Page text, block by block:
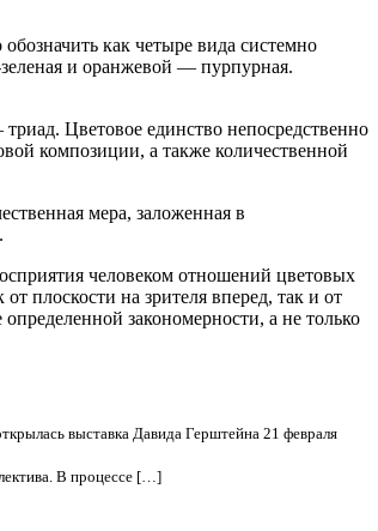
как четыре вида системно
и оранжевой — пурпурная.
Цветовое единство непосредственно
композиции, а также количественной
мера, заложенная в
человеком отношений цветовых
плоскости на зрителя вперед, так и от
закономерности, а не только
выставка Давида Герштейна 21 февраля
В процессе […]